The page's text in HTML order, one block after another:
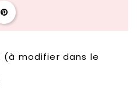
modifier dans le